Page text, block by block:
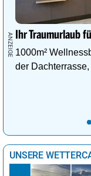
Ihr Traumurlaub
1000m²
der
UNSERE